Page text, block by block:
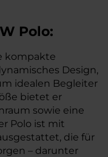
Polo:
kompakte
Design,
idealen Begleiter
bietet er
sowie eine
Polo ist mit
die für
– darunter